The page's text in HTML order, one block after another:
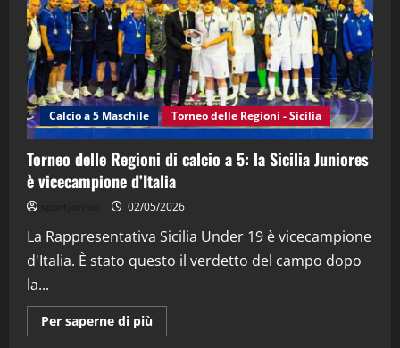
3 21/04/2026
4
"SportEmpire" in Podcast Sport News
“SportEmpire” in Podcast: 27^ Puntata
(Martedi 14 Aprile 2026)
15/04/2026
"SportEmpire" in Podcast
“SportEmpire” in Podcast: 26^ Puntata
08/04/2026
Calcio a 5 Maschile Torneo delle Regioni - Sicilia
Torneo delle Regioni di calcio a 5: la Sicilia Juniores
è vicecampione d’Italia
02/05/2026
La Rappresentativa Sicilia Under 19 è vicecampione
d'Italia. È stato questo il verdetto del campo dopo
la...
Per saperne di più
informazioni